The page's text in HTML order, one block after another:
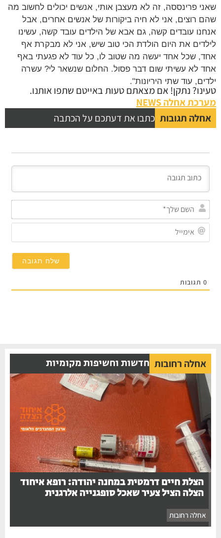
שאני פרינססה, זה לא מעצבן אותי, אנשים יכולים לחשוב מה
שהם רוצים, אני לא חיה ביקורות של אנשים אחרים, אבל
אנחנו עובדים קשה, גם אבא של הילדים עובד קשה, עשינו
לילדים את היום הולדת הכי טוב שיש, אני לא מבקרת אף
אחד, שכל אחד יעשה מה שטוב לו, כל עוד לא פגעתי באף
אחד לא עשיתי שום דבר פסול. החלום שנשאר לי? עשרה
ילדים, עוד שתי היריונות".
טעינו? נתקן! אם מצאתם טעות באייטם שתפו אותנו.
מערכת אחלה NEWS
אחלה תגובות כתבו את דעתכם על הכתבה
0תגובות
אחלה רחובות חדשות וחשיפות מקומיות
הצלת חיים דרמטית במחנה יהודה: רופא איחוד
הצלה הציל צעיר שאכל סופגנייה אלרגנית
אחלה רחובות